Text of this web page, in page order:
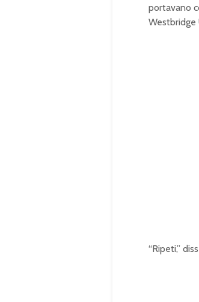
portavano
Westbridge
“Ripeti,”